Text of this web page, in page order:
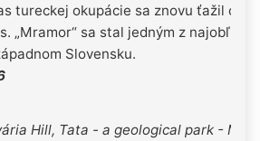
tureckej okupácie sa znovu ťažil od
„Mramor“ sa stal jedným z
Slovensku.
Hill, Tata - a geological park -